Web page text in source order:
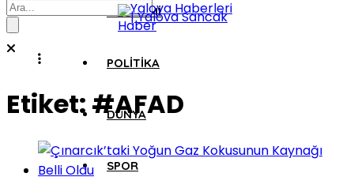
EKONOMI
POLITIKA
DÜNYA
SPOR
Etiket:#AFAD